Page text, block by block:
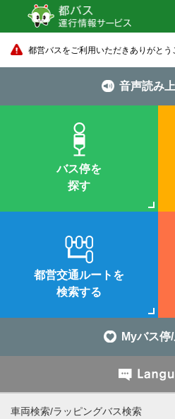
都営バスをご利用いただきありがとう
音声読み
バス停を
探す
都営交通ルートを
検索する
Myバス停
車両検索/ラッピングバス検索